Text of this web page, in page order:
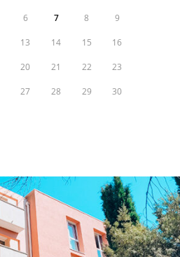
6 7 8 9
13 14 15 16
20 21 22 23
27 28 29 30